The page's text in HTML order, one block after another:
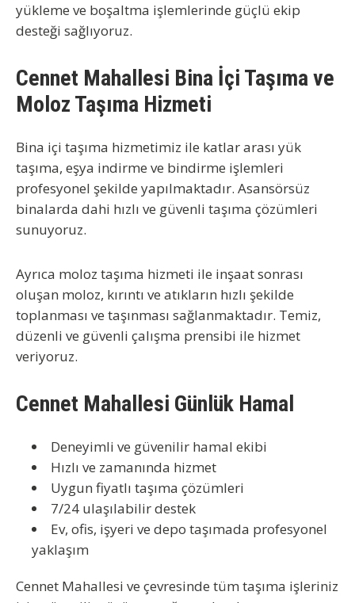
yükleme ve boşaltma işlemlerinde güçlü ekip
desteği sağlıyoruz.
Cennet Mahallesi Bina İçi Taşıma ve
Moloz Taşıma Hizmeti
Bina içi taşıma hizmetimiz ile katlar arası yük
taşıma, eşya indirme ve bindirme işlemleri
profesyonel şekilde yapılmaktadır. Asansörsüz
binalarda dahi hızlı ve güvenli taşıma çözümleri
sunuyoruz.
Ayrıca moloz taşıma hizmeti ile inşaat sonrası
oluşan moloz, kırıntı ve atıkların hızlı şekilde
toplanması ve taşınması sağlanmaktadır. Temiz,
düzenli ve güvenli çalışma prensibi ile hizmet
veriyoruz.
Cennet Mahallesi Günlük Hamal
Deneyimli ve güvenilir hamal ekibi
Hızlı ve zamanında hizmet
Uygun fiyatlı taşıma çözümleri
7/24 ulaşılabilir destek
Ev, ofis, işyeri ve depo taşımada profesyonel
yaklaşım
Cennet Mahallesi ve çevresinde tüm taşıma işleriniz